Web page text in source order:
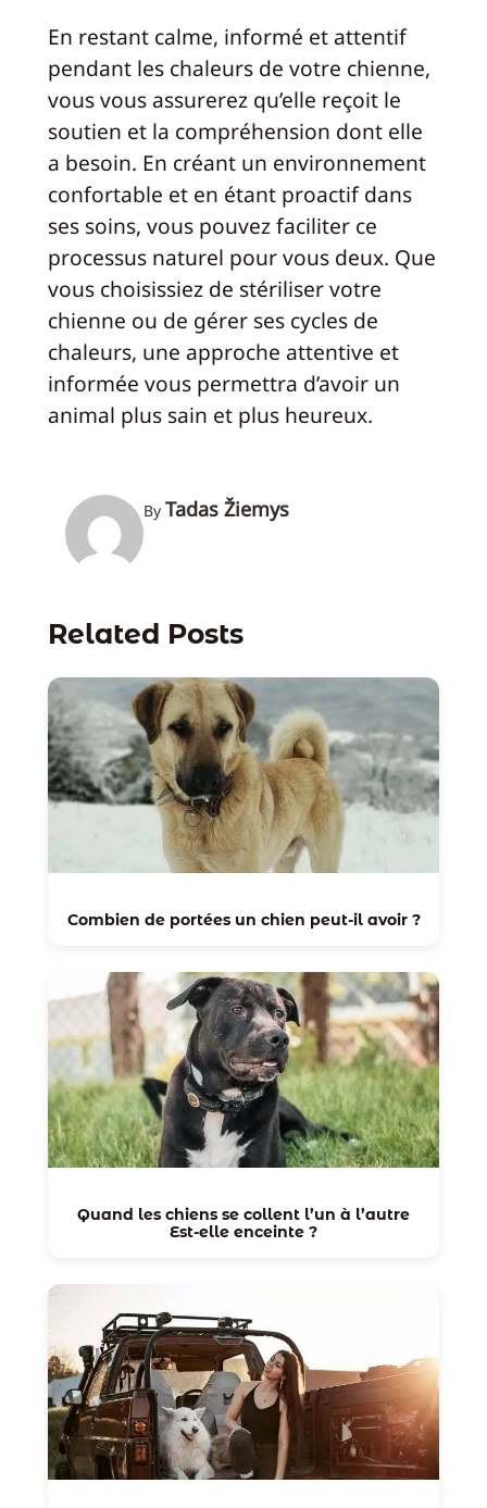
En restant calme, informé et attentif
pendant les chaleurs de votre chienne,
vous vous assurerez qu’elle reçoit le
soutien et la compréhension dont elle
a besoin. En créant un environnement
confortable et en étant proactif dans
ses soins, vous pouvez faciliter ce
processus naturel pour vous deux. Que
vous choisissiez de stériliser votre
chienne ou de gérer ses cycles de
chaleurs, une approche attentive et
informée vous permettra d’avoir un
animal plus sain et plus heureux.
By Tadas Žiemys
Related Posts
Combien de portées un chien peut-il avoir ?
Quand les chiens se collent l’un à l’autre
Est-elle enceinte ?